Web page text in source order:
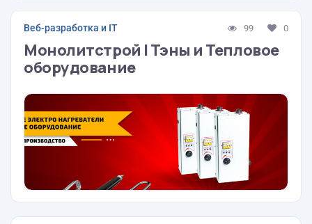
Веб-разработка и IT 99 0
Монолитстрой | Тэны и Тепловое
оборудование